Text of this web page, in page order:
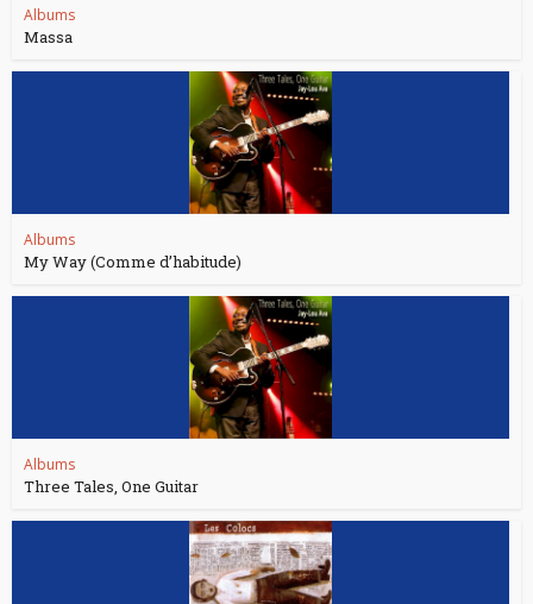
Albums
Massa
Albums
My Way (Comme d’habitude)
Albums
Three Tales, One Guitar